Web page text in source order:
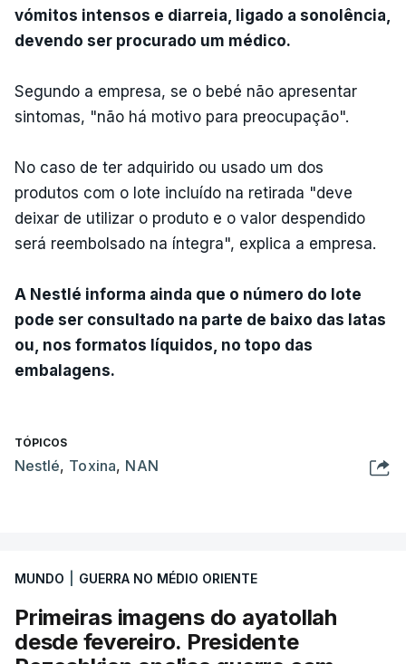
vómitos intensos e diarreia, ligado a sonolência,
devendo ser procurado um médico.
Segundo a empresa, se o bebé não apresentar
sintomas, "não há motivo para preocupação".
No caso de ter adquirido ou usado um dos
produtos com o lote incluído na retirada "deve
deixar de utilizar o produto e o valor despendido
será reembolsado na íntegra", explica a empresa.
A Nestlé informa ainda que o número do lote
pode ser consultado na parte de baixo das latas
ou, nos formatos líquidos, no topo das
embalagens.
TÓPICOS
Nestlé, Toxina, NAN
MUNDO GUERRA NO MÉDIO ORIENTE
Primeiras imagens do ayatollah
desde fevereiro. Presidente